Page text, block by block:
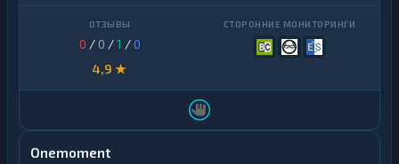
0 / 0 /1 /0
4,9 ★
Onemoment